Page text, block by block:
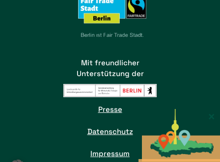
Mit freundlicher
Unterstützung der
Presse
Datenschutz
Impressum